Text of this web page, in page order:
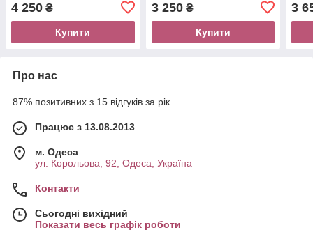
4 250 ₴
Купити
3 250₴
Купити
3
Про нас
87% позитивних з 15 відгуків за рік
Працює з 13.08.2013
м. Одеса
ул. Корольова, 92, Одеса, Україна
Контакти
Сьогодні вихідний
Показати весь графік роботи